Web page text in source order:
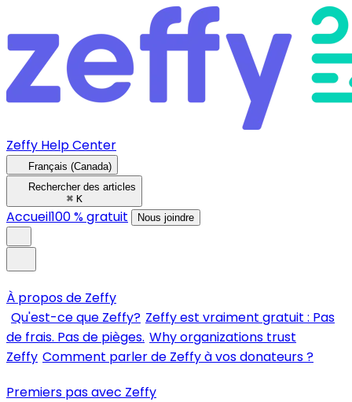
Zeffy Help Center
Français (Canada)
Rechercher des articles
⌘ K
Accueil100 % gratuit Nous joindre
À propos de Zeffy
Qu'est-ce que Zeffy? Zeffy est vraiment gratuit : Pas
de frais. Pas de pièges. Why organizations trust
Zeffy Comment parler de Zeffy à vos donateurs ?
Premiers pas avec Zeffy